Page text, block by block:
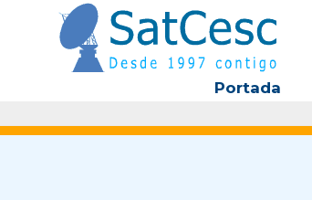
contenido
Portada